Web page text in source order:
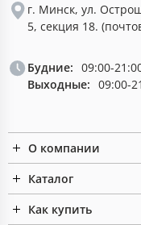
г. Минск, ул.
5, секция 18.
Будние: 09:00-
Выходные: 09:00-
О компании
Каталог
Как купить